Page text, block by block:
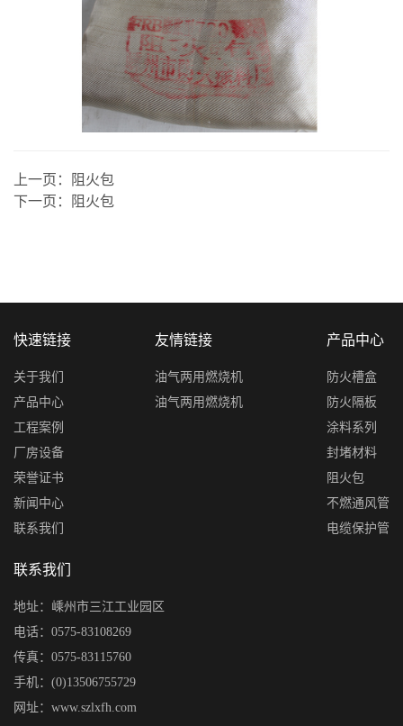
上一页：
阻火包
下一页：
阻火包
快速链接
关于我们
产品中心
工程案例
厂房设备
荣誉证书
新闻中心
联系我们
友情链接
油气两用燃烧机
油气两用燃烧机
产品中心
防火槽盒
防火隔板
涂料系列
封堵材料
阻火包
不燃通风管
电缆保护管
联系我们
地址：嵊州市三江工业园区
电话：0575-83108269
传真：0575-83115760
手机：(0)13506755729
网址：www.szlxfh.com